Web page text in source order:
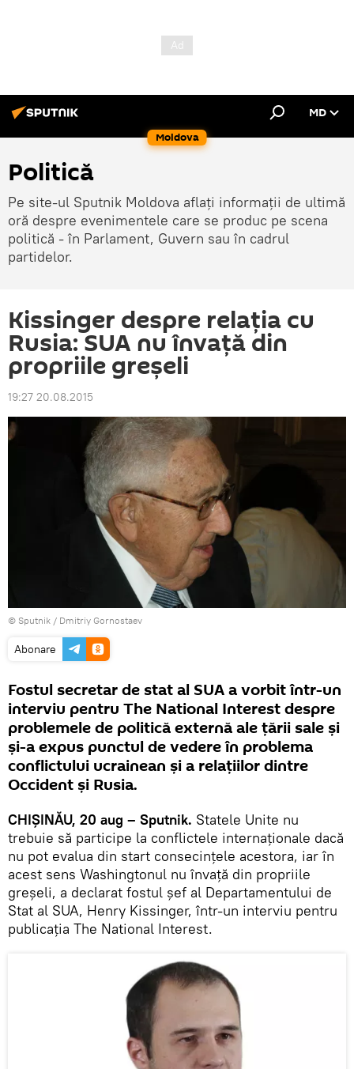
Moldova
MD
Politică
Pe site-ul Sputnik Moldova aflați informații de ultimă
oră despre evenimentele care se produc pe scena
politică - în Parlament, Guvern sau în cadrul
partidelor.
Kissinger despre relaţia cu
Rusia: SUA nu învaţă din
propriile greşeli
19:27 20.08.2015
© Sputnik / Dmitriy Gornostaev
Abonare
Fostul secretar de stat al SUA a vorbit într-un
interviu pentru The National Interest despre
problemele de politică externă ale ţării sale şi
şi-a expus punctul de vedere în problema
conflictului ucrainean şi a relaţiilor dintre
Occident şi Rusia.
CHIŞINĂU, 20 aug – Sputnik. Statele Unite nu
trebuie să participe la conflictele internaţionale dacă
nu pot evalua din start consecinţele acestora, iar în
acest sens Washingtonul nu învaţă din propriile
greşeli, a declarat fostul şef al Departamentului de
Stat al SUA, Henry Kissinger, într-un interviu pentru
publicaţia The National Interest.